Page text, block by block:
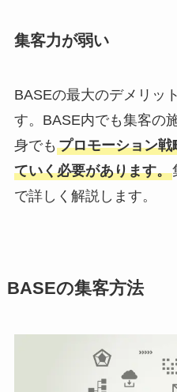
集客力が弱い
BASEの最大のデメリッ
す。BASE内でも集客の
身でも プロモーション
ていく必要があります。
で詳しく解説します。
BASEの集客方法